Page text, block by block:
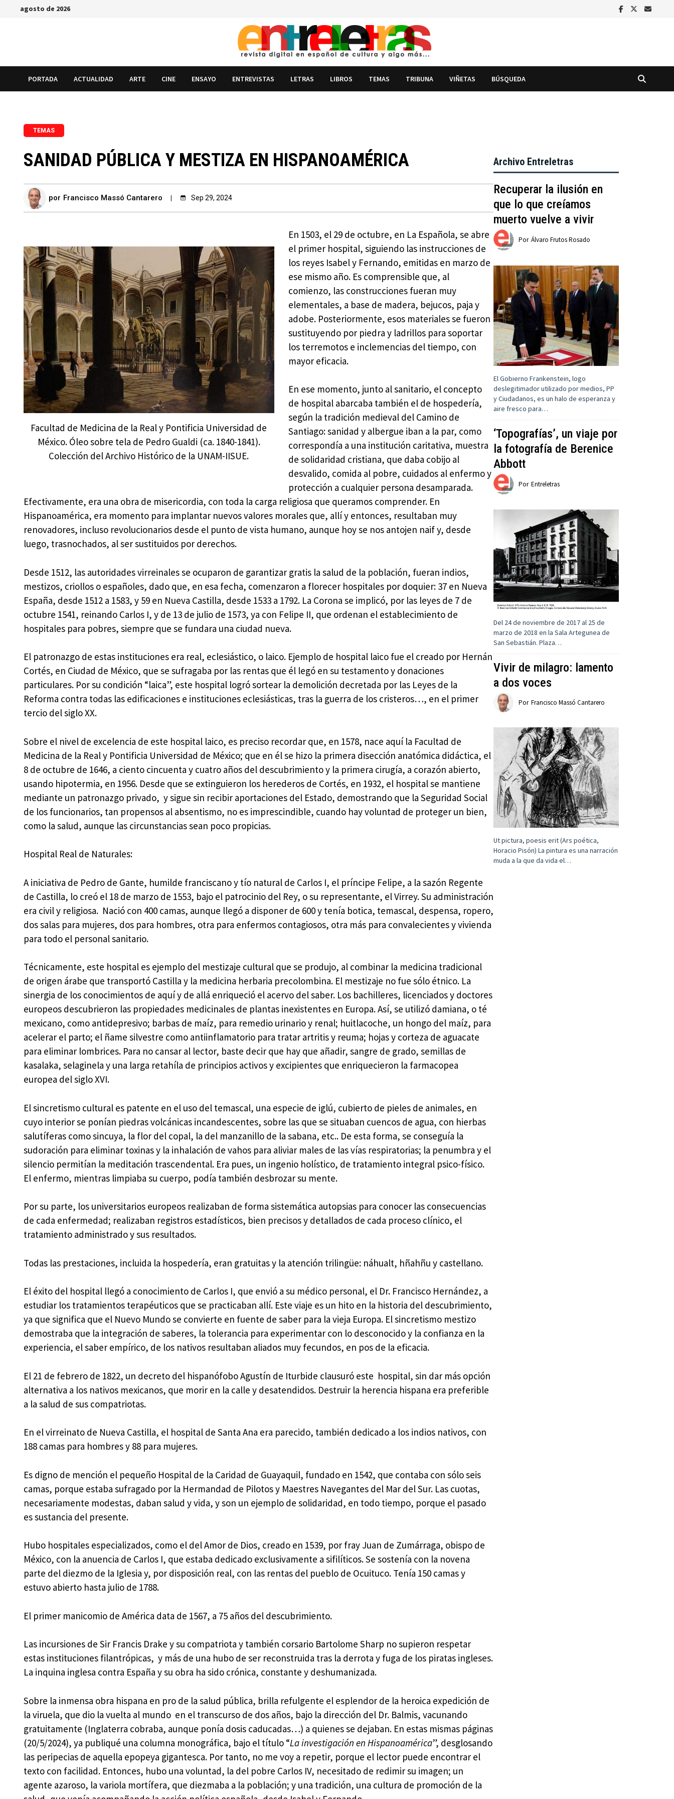
Saltaragosto de 2026
PORTADA ACTUALIDAD ARTE CINE ENSAYO ENTREVISTAS LETRAS LIBROS TEMAS TRIBUNA VIÑETAS BÚSQUEDA
TEMAS
SANIDAD PÚBLICA Y MESTIZA EN HISPANOAMÉRICA
por Francisco Massó Cantarero Sep 29, 2024
Facultad de Medicina de la Real y Pontificia Universidad de
México. Óleo sobre tela de Pedro Gualdi (ca. 1840-1841).
Colección del Archivo Histórico de la UNAM-IISUE.
En 1503, el 29 de octubre, en La Española, se abre
el primer hospital, siguiendo las instrucciones de
los reyes Isabel y Fernando, emitidas en marzo de
ese mismo año. Es comprensible que, al
comienzo, las construcciones fueran muy
elementales, a base de madera, bejucos, paja y
adobe. Posteriormente, esos materiales se fueron
sustituyendo por piedra y ladrillos para soportar
los terremotos e inclemencias del tiempo, con
mayor eficacia.
En ese momento, junto al sanitario, el concepto
de hospital abarcaba también el de hospedería,
según la tradición medieval del Camino de
Santiago: sanidad y albergue iban a la par, como
correspondía a una institución caritativa, muestra
de solidaridad cristiana, que daba cobijo al
desvalido, comida al pobre, cuidados al enfermo y
protección a cualquier persona desamparada.
Efectivamente, era una obra de misericordia, con toda la carga religiosa que queramos comprender. En
Hispanoamérica, era momento para implantar nuevos valores morales que, allí y entonces, resultaban muy
renovadores, incluso revolucionarios desde el punto de vista humano, aunque hoy se nos antojen naif y, desde
luego, trasnochados, al ser sustituidos por derechos.
Desde 1512, las autoridades virreinales se ocuparon de garantizar gratis la salud de la población, fueran indios,
mestizos, criollos o españoles, dado que, en esa fecha, comenzaron a florecer hospitales por doquier: 37 en Nueva
España, desde 1512 a 1583, y 59 en Nueva Castilla, desde 1533 a 1792. La Corona se implicó, por las leyes de 7 de
octubre 1541, reinando Carlos I, y de 13 de julio de 1573, ya con Felipe II, que ordenan el establecimiento de
hospitales para pobres, siempre que se fundara una ciudad nueva.
El patronazgo de estas instituciones era real, eclesiástico, o laico. Ejemplo de hospital laico fue el creado por Hernán
Cortés, en Ciudad de México, que se sufragaba por las rentas que él legó en su testamento y donaciones
particulares. Por su condición “laica”, este hospital logró sortear la demolición decretada por las Leyes de la
Reforma contra todas las edificaciones e instituciones eclesiásticas, tras la guerra de los cristeros…, en el primer
tercio del siglo XX.
Sobre el nivel de excelencia de este hospital laico, es preciso recordar que, en 1578, nace aquí la Facultad de
Medicina de la Real y Pontificia Universidad de México; que en él se hizo la primera disección anatómica didáctica, el
8 de octubre de 1646, a ciento cincuenta y cuatro años del descubrimiento y la primera cirugía, a corazón abierto,
usando hipotermia, en 1956. Desde que se extinguieron los herederos de Cortés, en 1932, el hospital se mantiene
mediante un patronazgo privado, y sigue sin recibir aportaciones del Estado, demostrando que la Seguridad Social
de los funcionarios, tan propensos al absentismo, no es imprescindible, cuando hay voluntad de proteger un bien,
como la salud, aunque las circunstancias sean poco propicias.
Hospital Real de Naturales:
A iniciativa de Pedro de Gante, humilde franciscano y tío natural de Carlos I, el príncipe Felipe, a la sazón Regente
de Castilla, lo creó el 18 de marzo de 1553, bajo el patrocinio del Rey, o su representante, el Virrey. Su administración
era civil y religiosa. Nació con 400 camas, aunque llegó a disponer de 600 y tenía botica, temascal, despensa, ropero,
dos salas para mujeres, dos para hombres, otra para enfermos contagiosos, otra más para convalecientes y vivienda
para todo el personal sanitario.
Técnicamente, este hospital es ejemplo del mestizaje cultural que se produjo, al combinar la medicina tradicional
de origen árabe que transportó Castilla y la medicina herbaria precolombina. El mestizaje no fue sólo étnico. La
sinergia de los conocimientos de aquí y de allá enriqueció el acervo del saber. Los bachilleres, licenciados y doctores
europeos descubrieron las propiedades medicinales de plantas inexistentes en Europa. Así, se utilizó damiana, o té
mexicano, como antidepresivo; barbas de maíz, para remedio urinario y renal; huitlacoche, un hongo del maíz, para
acelerar el parto; el ñame silvestre como antiinflamatorio para tratar artritis y reuma; hojas y corteza de aguacate
para eliminar lombrices. Para no cansar al lector, baste decir que hay que añadir, sangre de grado, semillas de
kasalaka, selaginela y una larga retahíla de principios activos y excipientes que enriquecieron la farmacopea
europea del siglo XVI.
El sincretismo cultural es patente en el uso del temascal, una especie de iglú, cubierto de pieles de animales, en
cuyo interior se ponían piedras volcánicas incandescentes, sobre las que se situaban cuencos de agua, con hierbas
salutíferas como sincuya, la flor del copal, la del manzanillo de la sabana, etc.. De esta forma, se conseguía la
sudoración para eliminar toxinas y la inhalación de vahos para aliviar males de las vías respiratorias; la penumbra y el
silencio permitían la meditación trascendental. Era pues, un ingenio holístico, de tratamiento integral psico-físico.
El enfermo, mientras limpiaba su cuerpo, podía también desbrozar su mente.
Por su parte, los universitarios europeos realizaban de forma sistemática autopsias para conocer las consecuencias
de cada enfermedad; realizaban registros estadísticos, bien precisos y detallados de cada proceso clínico, el
tratamiento administrado y sus resultados.
Todas las prestaciones, incluida la hospedería, eran gratuitas y la atención trilingüe: náhualt, hñahñu y castellano.
El éxito del hospital llegó a conocimiento de Carlos I, que envió a su médico personal, el Dr. Francisco Hernández, a
estudiar los tratamientos terapéuticos que se practicaban allí. Este viaje es un hito en la historia del descubrimiento,
ya que significa que el Nuevo Mundo se convierte en fuente de saber para la vieja Europa. El sincretismo mestizo
demostraba que la integración de saberes, la tolerancia para experimentar con lo desconocido y la confianza en la
experiencia, el saber empírico, de los nativos resultaban aliados muy fecundos, en pos de la eficacia.
El 21 de febrero de 1822, un decreto del hispanófobo Agustín de Iturbide clausuró este hospital, sin dar más opción
alternativa a los nativos mexicanos, que morir en la calle y desatendidos. Destruir la herencia hispana era preferible
a la salud de sus compatriotas.
En el virreinato de Nueva Castilla, el hospital de Santa Ana era parecido, también dedicado a los indios nativos, con
188 camas para hombres y 88 para mujeres.
Es digno de mención el pequeño Hospital de la Caridad de Guayaquil, fundado en 1542, que contaba con sólo seis
camas, porque estaba sufragado por la Hermandad de Pilotos y Maestres Navegantes del Mar del Sur. Las cuotas,
necesariamente modestas, daban salud y vida, y son un ejemplo de solidaridad, en todo tiempo, porque el pasado
es sustancia del presente.
Hubo hospitales especializados, como el del Amor de Dios, creado en 1539, por fray Juan de Zumárraga, obispo de
México, con la anuencia de Carlos I, que estaba dedicado exclusivamente a sifilíticos. Se sostenía con la novena
parte del diezmo de la Iglesia y, por disposición real, con las rentas del pueblo de Ocuituco. Tenía 150 camas y
estuvo abierto hasta julio de 1788.
El primer manicomio de América data de 1567, a 75 años del descubrimiento.
Las incursiones de Sir Francis Drake y su compatriota y también corsario Bartolome Sharp no supieron respetar
estas instituciones filantrópicas, y más de una hubo de ser reconstruida tras la derrota y fuga de los piratas ingleses.
La inquina inglesa contra España y su obra ha sido crónica, constante y deshumanizada.
Sobre la inmensa obra hispana en pro de la salud pública, brilla refulgente el esplendor de la heroica expedición de
la viruela, que dio la vuelta al mundo en el transcurso de dos años, bajo la dirección del Dr. Balmis, vacunando
gratuitamente (Inglaterra cobraba, aunque ponía dosis caducadas…) a quienes se dejaban. En estas mismas páginas
(20/5/2024), ya publiqué una columna monográfica, bajo el título “La investigación en Hispanoamérica”, desglosando
las peripecias de aquella epopeya gigantesca. Por tanto, no me voy a repetir, porque el lector puede encontrar el
texto con facilidad. Entonces, hubo una voluntad, la del pobre Carlos IV, necesitado de redimir su imagen; un
agente azaroso, la variola mortífera, que diezmaba a la población; y una tradición, una cultura de promoción de la
Archivo Entreletras
Recuperar la ilusión en
que lo que creíamos
muerto vuelve a vivir
Por Álvaro Frutos Rosado
El Gobierno Frankenstein, logo
deslegitimador utilizado por medios, PP
y Ciudadanos, es un halo de esperanza y
aire fresco para…
‘Topografías’, un viaje por
la fotografía de Berenice
Abbott
Por Entreletras
Del 24 de noviembre de 2017 al 25 de
marzo de 2018 en la Sala Artegunea de
San Sebastián. Plaza…
Vivir de milagro: lamento
a dos voces
Por Francisco Massó Cantarero
Ut pictura, poesis erit (Ars poética,
Horacio Pisón) La pintura es una narración
muda a la que da vida el…